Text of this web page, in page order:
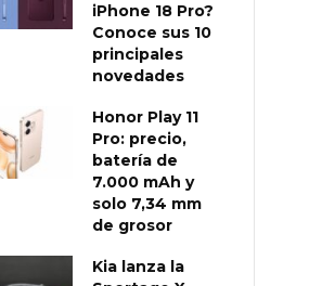
iPhone 18 Pro?
Conoce sus 10
principales
novedades
Honor Play 11
Pro: precio,
batería de
7.000 mAh y
solo 7,34 mm
de grosor
Kia lanza la